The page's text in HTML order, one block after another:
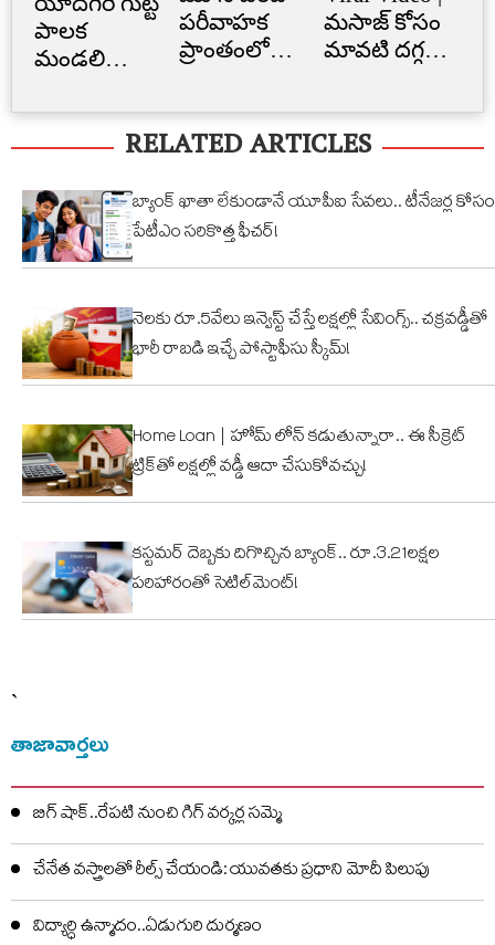
పాలక
మండలి
స్వీకారం
పరీవాహక
ప్రాంతంలో
నిర్మాణం..
నార్సింగిలో
స్కూల్‌
భవనం
కూల్చివేత
మసాజ్ కోసం
మావటి దగ్గర
ఏనుగు..
క్యూట్
వీడియో
వైరల్!
RELATED ARTICLES
బ్యాంక్ ఖాతా లేకుండానే యూపీఐ సేవలు.. టీనేజర్ల కోసం
పేటీఎం సరికొత్త ఫీచర్!
నెలకు రూ.5వేలు ఇన్వెస్ట్ చేస్తే లక్షల్లో సేవింగ్స్.. చక్రవడ్డీతో
భారీ రాబడి ఇచ్చే పోస్టాఫీసు స్కీమ్!
Home Loan | హోమ్ లోన్ కడుతున్నారా.. ఈ సీక్రెట్
ట్రిక్‌తో లక్షల్లో వడ్డీ ఆదా చేసుకోవచ్చు!
కస్టమర్ దెబ్బకు దిగొచ్చిన బ్యాంక్.. రూ.3.21లక్షల
పరిహారంతో సెటిల్‌మెంట్!
`
తాజావార్తలు
బిగ్ షాక్..రేపటి నుంచి గిగ్ వర్కర్ల సమ్మె
చేనేత వస్త్రాలతో రీల్స్ చేయండి: యువతకు ప్రధాని మోదీ పిలుపు
విద్యార్ధి ఉన్మాదం..ఏడుగురి దుర్మణం